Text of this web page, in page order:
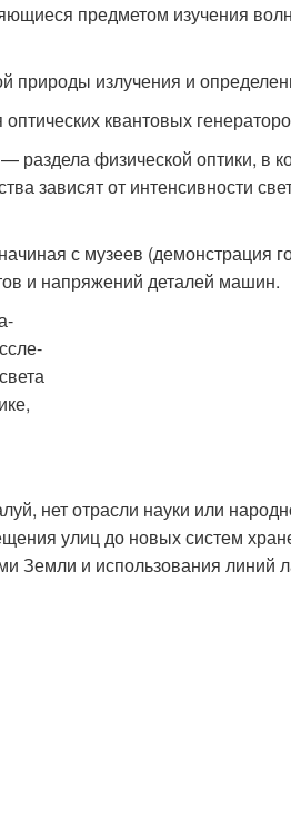
предметом изучения
природы излучения и
квантовых
физической оптики, в
зависят от интенсивности
с музеев (демонстрация
и напряжений деталей машин.
нет отрасли науки или
улиц до новых систем
Земли и использования линий